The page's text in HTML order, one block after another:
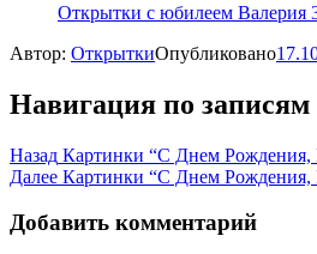
Открытки с юбилеем Валерия
Автор: ОткрыткиОпубликовано
Навигация по записям
Назад Картинки “С Днем
Далее Картинки “С Днем Рождения,
Добавить комментарий